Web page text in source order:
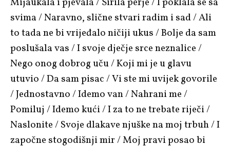
svima / Naravno, slične stvari radim i sad / Ali
to tada ne bi vrijeđalo ničiji ukus / Bolje da sam
poslušala vas / I svoje dječje srce neznalice /
Nego onog dobrog uču / Koji mi je u glavu
utuvio / Da sam pisac / Vi ste mi uvijek govorile
/ Jednostavno / Idemo van / Nahrani me /
Pomiluj / Idemo kući / I za to ne trebate riječi /
Naslonite / Svoje dlakave njuške na moj trbuh / I
započne stogodišnji mir / Moj pravi posao bi